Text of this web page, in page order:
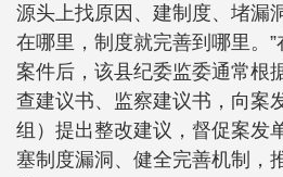
源头上找原因、建制度、堵漏
在哪里，制度就完善到哪里。
案件后，该县纪委监委通常根
查建议书、监察建议书，向案
组）提出整改建议，督促案发
塞制度漏洞、健全完善机制，